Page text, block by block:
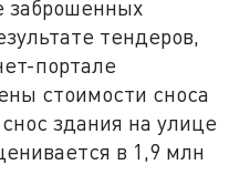
заброшенных
тендеров,
портале
стоимости сноса
здания на улице
в 1,9 млн